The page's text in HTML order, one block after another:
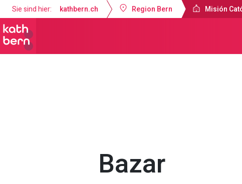
Sie sind hier: kathbern.ch Region Bern Misión
Bazar